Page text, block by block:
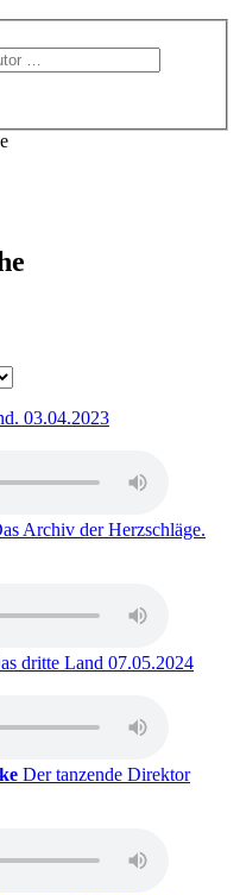
Ausleihbar seit dem
03.04.2023
Archiv der Herzschläge.
der Herzschläge.
dritte Land Ausleihbar seit
07.05.2024
Land
: Der tanzende Direktor
Direktor